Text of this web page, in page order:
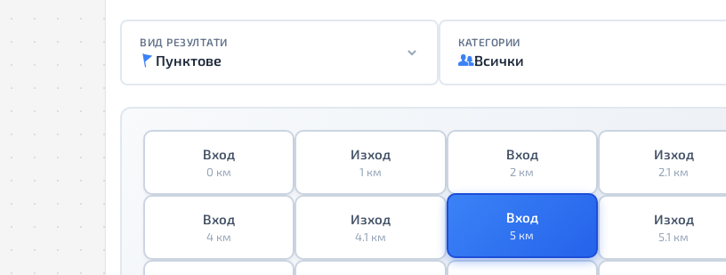
ВИД РЕЗУЛТАТИ
Пунктове
КАТЕГОРИИ
Всички
Вход
0 км
Изход
1 км
Вход
2 км
Изход
2.1 км
Вход
4 км
Изход
4.1 км
Вход
5 км
Изход
5.1 км